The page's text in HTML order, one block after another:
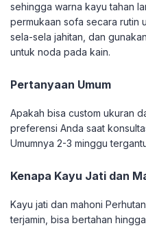
sehingga warna kayu tahan
permukaan sofa secara rutin
sela-sela jahitan, dan
untuk noda pada kain.
Pertanyaan Umum
Apakah bisa custom ukuran
preferensi Anda saat
Umumnya 2-3 minggu
Kenapa Kayu Jati dan
Kayu jati dan mahoni
terjamin, bisa bertahan